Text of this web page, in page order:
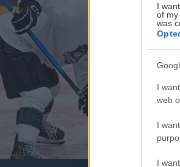
I
of my
was
I
web
I
I